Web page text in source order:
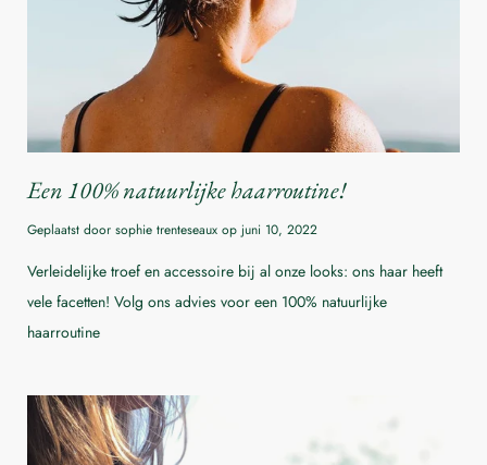
Een 100% natuurlijke haarroutine!
Geplaatst door sophie trenteseaux op juni 10, 2022
Verleidelijke troef en accessoire bij al onze looks: ons haar heeft
vele facetten! Volg ons advies voor een 100% natuurlijke
haarroutine